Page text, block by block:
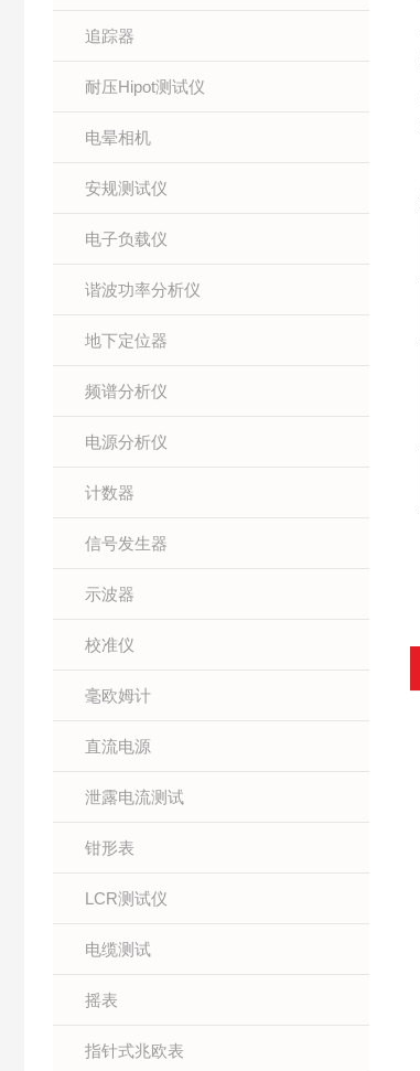
追踪器
耐压Hipot测试仪
电晕相机
安规测试仪
电子负载仪
谐波功率分析仪
地下定位器
频谱分析仪
电源分析仪
计数器
信号发生器
示波器
校准仪
毫欧姆计
直流电源
泄露电流测试
钳形表
LCR测试仪
电缆测试
摇表
指针式兆欧表